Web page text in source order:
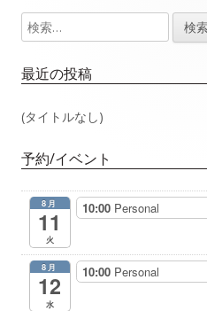
ビ
ゲ
ー
シ
ョ
ン
メ
イ
ン
ド
バ
検
索:
最近の投稿
(タイトルなし)
予約/イベント
8月
11
火
10:00 Personal
8月
12
水
10:00 Personal